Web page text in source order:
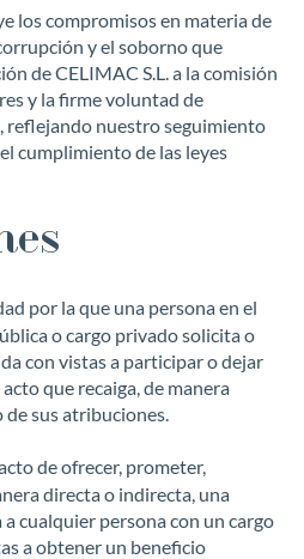
los compromisos en materia de
y el soborno que
de CELIMAC S.L. a la comisión
y la firme voluntad de
reflejando nuestro seguimiento
cumplimiento de las leyes
por la que una persona en el
o cargo privado solicita o
con vistas a participar o dejar
que recaiga, de manera
sus atribuciones.
de ofrecer, prometer,
directa o indirecta, una
cualquier persona con un cargo
a obtener un beneficio